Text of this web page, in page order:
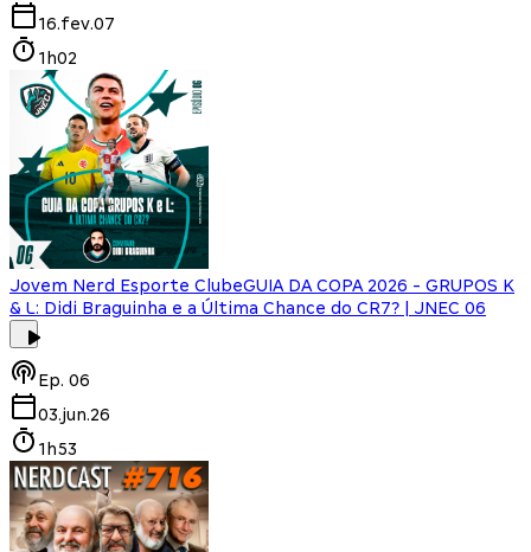
16.fev.07
1h02
Jovem Nerd Esporte ClubeGUIA DA COPA 2026 - GRUPOS K
& L: Didi Braguinha e a Última Chance do CR7? | JNEC 06
Ep. 06
03.jun.26
1h53